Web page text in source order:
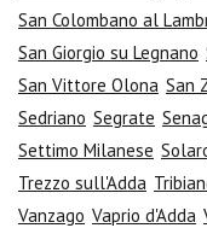
San Colombano al
San Giorgio su Legnano
San Vittore Olona San
Sedriano Segrate
Settimo Milanese
Trezzo sull'Adda
Vanzago Vaprio d'Adda